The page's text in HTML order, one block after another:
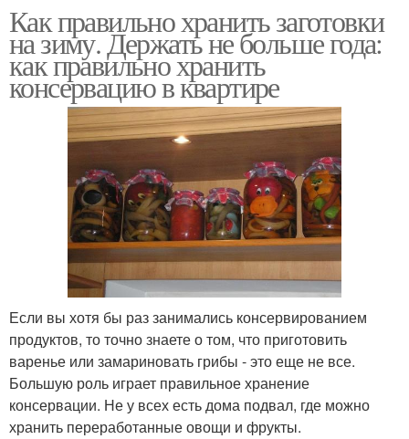
Как правильно хранить заготовки
на зиму. Держать не больше года:
как правильно хранить
консервацию в квартире
Если вы хотя бы раз занимались консервированием
продуктов, то точно знаете о том, что приготовить
варенье или замариновать грибы - это еще не все.
Большую роль играет правильное хранение
консервации. Не у всех есть дома подвал, где можно
хранить переработанные овощи и фрукты.